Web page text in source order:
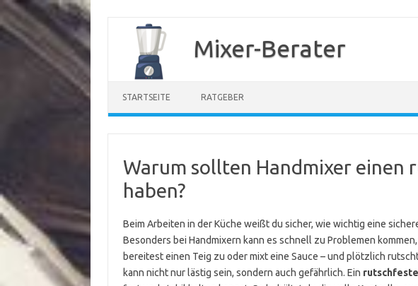
springen
Mixer-Berater
STARTSEITE RATGEBER
Warum sollten Handmixer einen
haben?
Beim Arbeiten in der Küche weißt du sicher, wie wichtig eine
Besonders bei Handmixern kann es schnell zu Problemen
bereitest einen Teig zu oder mixt eine Sauce – und plötzlich
kann nicht nur lästig sein, sondern auch gefährlich. Ein